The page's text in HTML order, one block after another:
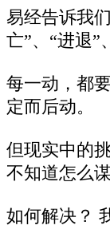
易经告诉我
亡”、“进退”
每一动，都
定而后动。
但现实中的
不知道怎么谋
如何解决？